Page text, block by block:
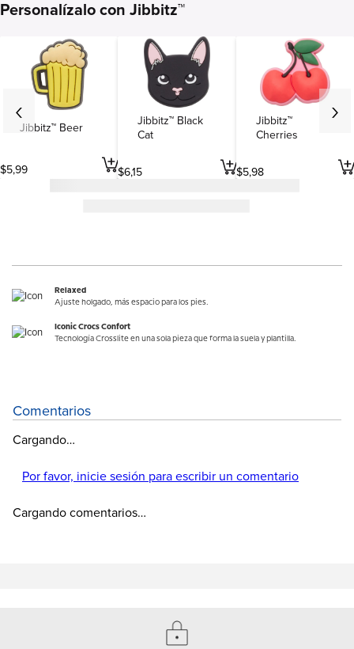
Personalízalo con Jibbitz™
Jibbitz™ Beer
$5,99
Jibbitz™ Black
Cat
$6,15
Jibbitz™
Cherries
$5,98
Relaxed
Ajuste holgado, más espacio para los pies.
Iconic Crocs Confort
Tecnología Crosslite en una sola pieza que forma la suela y plantilla.
Comentarios
Cargando…
Por favor, inicie sesión para escribir un comentario
Cargando comentarios…